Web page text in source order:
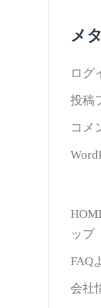
メ
ログ
投稿
コメ
ップ
FAQ
会社